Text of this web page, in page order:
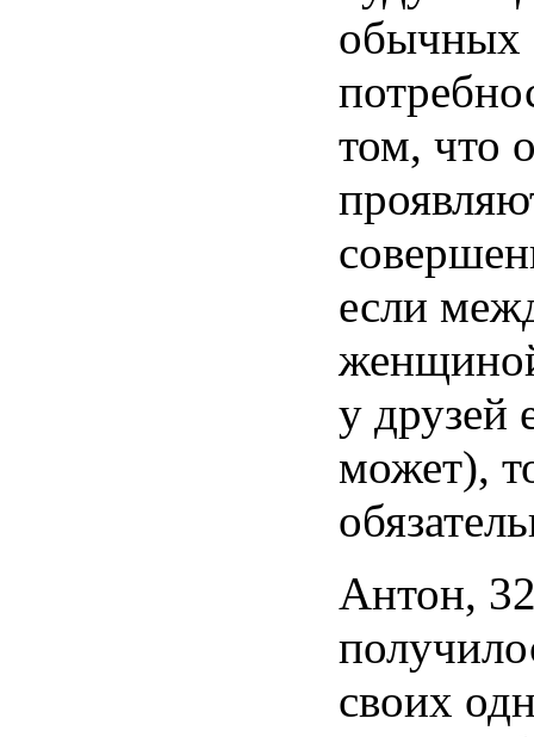
обычных
том, что
если
у друзей
может),
Антон,
своих